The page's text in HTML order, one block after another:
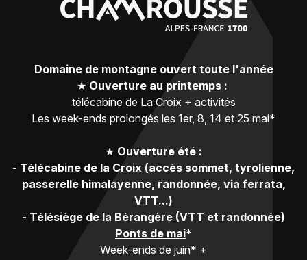
Domaine de montagne ouvert toute l'année
★ Ouverture au printemps :
télécabine de La Croix + activités
Les week-ends prolongés les 1er, 8, 14 et 25 mai*
★ Ouverture été :
- Télécabine de la Croix (accès sommet, tyrolienne,
passerelle himalayenne, randonnée, via ferrata,
VTT...)
- Télésiège de la Bérangère (VTT et randonnée)
Ponts de mai*
Week-ends de juin* +